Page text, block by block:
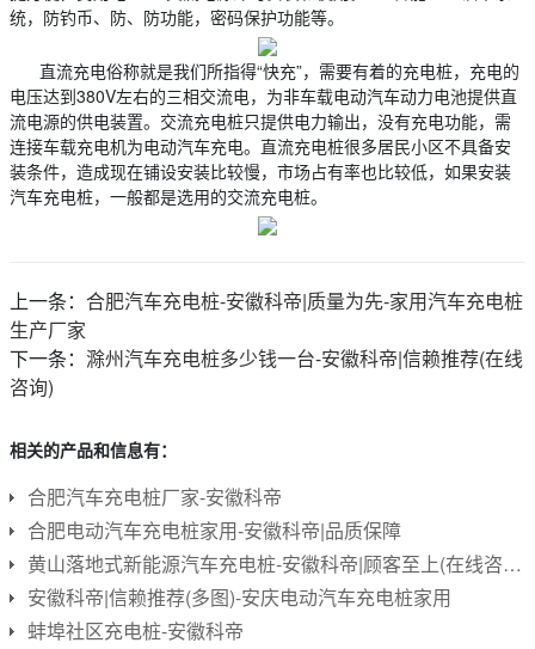
统，防钓币、防、防功能，密码保护功能等。
直流充电俗称就是我们所指得“快充”，需要有着的充电桩，充电的
电压达到380V左右的三相交流电，为非车载电动汽车动力电池提供直
流电源的供电装置。交流充电桩只提供电力输出，没有充电功能，需
连接车载充电机为电动汽车充电。直流充电桩很多居民小区不具备安
装条件，造成现在铺设安装比较慢，市场占有率也比较低，如果安装
汽车充电桩，一般都是选用的交流充电桩。
上一条： 合肥汽车充电桩-安徽科帝|质量为先-家用汽车充电桩
生产厂家
下一条： 滁州汽车充电桩多少钱一台-安徽科帝|信赖推荐(在线
咨询)
相关的产品和信息有：
合肥汽车充电桩厂家-安徽科帝
合肥电动汽车充电桩家用-安徽科帝|品质保障
黄山落地式新能源汽车充电桩-安徽科帝|顾客至上(在线咨询)
安徽科帝|信赖推荐(多图)-安庆电动汽车充电桩家用
蚌埠社区充电桩-安徽科帝